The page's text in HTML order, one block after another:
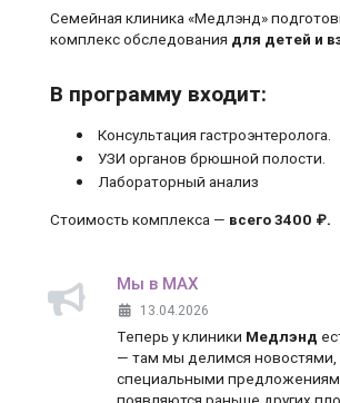
Семейная клиника «Медлэнд»
комплекс обследования для детей и
В программу входит:
Консультация гастроэнтеролога.
УЗИ органов брюшной полости.
Лабораторный анализ
Стоимость комплекса — всего 3400 ₽.
Мы в MAX
13.04.2026
Теперь у клиники Медлэнд
— там мы делимся новостями,
специальными